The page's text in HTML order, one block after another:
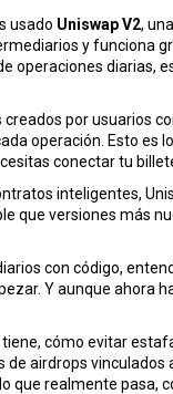
usado Uniswap V2,
y funciona
operaciones diarias,
por usuarios
operación. Esto es
conectar tu
inteligentes,
que versiones más
con código,
Y aunque ahora
cómo evitar
airdrops vinculados
realmente pasa,